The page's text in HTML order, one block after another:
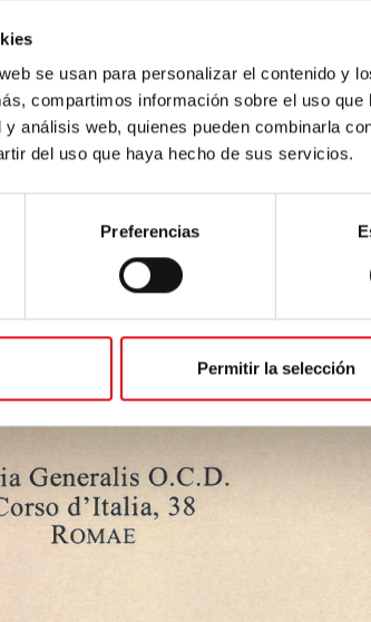
se usan para personalizar el contenido y
compartimos información sobre el uso
análisis web, quienes pueden combinarla
del uso que haya hecho de sus servicios.
Preferencias
Permitir la selección